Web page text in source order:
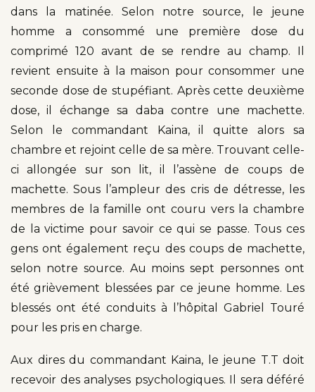
dans la matinée. Selon notre source, le jeune
homme a consommé une première dose du
comprimé 120 avant de se rendre au champ. Il
revient ensuite à la maison pour consommer une
seconde dose de stupéfiant. Après cette deuxième
dose, il échange sa daba contre une machette.
Selon le commandant Kaina, il quitte alors sa
chambre et rejoint celle de sa mère. Trouvant celle-
ci allongée sur son lit, il l’assène de coups de
machette. Sous l’ampleur des cris de détresse, les
membres de la famille ont couru vers la chambre
de la victime pour savoir ce qui se passe. Tous ces
gens ont également reçu des coups de machette,
selon notre source. Au moins sept personnes ont
été grièvement blessées par ce jeune homme. Les
blessés ont été conduits à l’hôpital Gabriel Touré
pour les pris en charge.
Aux dires du commandant Kaina, le jeune T.T doit
recevoir des analyses psychologiques. Il sera déféré